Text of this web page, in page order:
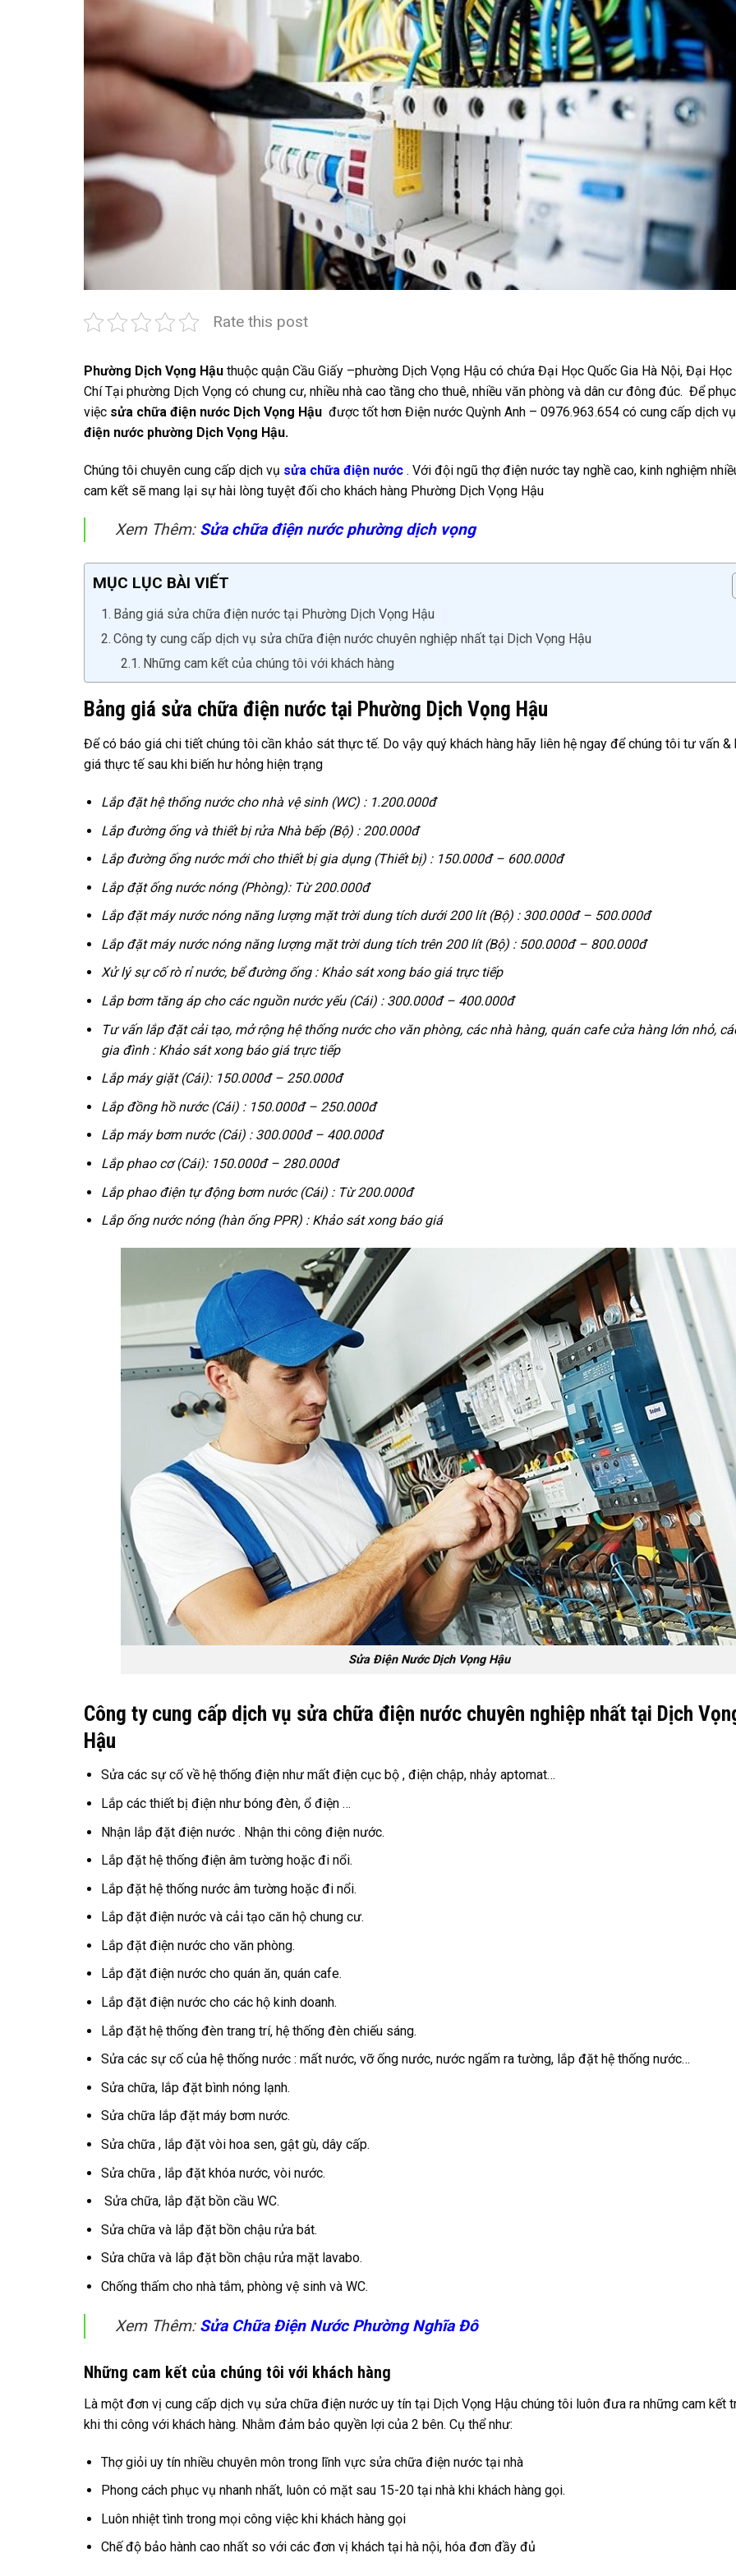
Rate this post
Phường Dịch Vọng Hậu thuộc quận Cầu Giấy –phường Dịch Vọng Hậu có chứa Đại Học Quốc Gia Hà Nội, Đại Học
Chí Tại phường Dịch Vọng có chung cư, nhiều nhà cao tầng cho thuê, nhiều văn phòng và dân cư đông đúc. Để
việc sửa chữa điện nước Dịch Vọng Hậu được tốt hơn Điện nước Quỳnh Anh – 0976.963.654 có cung cấp dịch vụ
điện nước phường Dịch Vọng Hậu.
Chúng tôi chuyên cung cấp dịch vụ sửa chữa điện nước . Với đội ngũ thợ điện nước tay nghề cao, kinh nghiệm
cam kết sẽ mang lại sự hài lòng tuyệt đối cho khách hàng Phường Dịch Vọng Hậu
Xem Thêm: Sửa chữa điện nước phường dịch vọng
MỤC LỤC BÀI VIẾT
Bảng giá sửa chữa điện nước tại Phường Dịch Vọng Hậu
Công ty cung cấp dịch vụ sửa chữa điện nước chuyên nghiệp nhất tại Dịch Vọng Hậu
Những cam kết của chúng tôi với khách hàng
Bảng giá sửa chữa điện nước tại Phường Dịch Vọng Hậu
Để có báo giá chi tiết chúng tôi cần khảo sát thực tế. Do vậy quý khách hàng hãy liên hệ ngay để chúng tôi tư vấn &
giá thực tế sau khi biến hư hỏng hiện trạng
Lắp đặt hệ thống nước cho nhà vệ sinh (WC) : 1.200.000đ
Lắp đường ống và thiết bị rửa Nhà bếp (Bộ) : 200.000đ
Lắp đường ống nước mới cho thiết bị gia dụng (Thiết bị) : 150.000đ – 600.000đ
Lắp đặt ống nước nóng (Phòng): Từ 200.000đ
Lắp đặt máy nước nóng năng lượng mặt trời dung tích dưới 200 lít (Bộ) : 300.000đ – 500.000đ
Lắp đặt máy nước nóng năng lượng mặt trời dung tích trên 200 lít (Bộ) :500.000đ – 800.000đ
Xử lý sự cố rò rỉ nước, bể đường ống : Khảo sát xong báo giá trực tiếp
Lắp bơm tăng áp cho các nguồn nước yếu (Cái) : 300.000đ – 400.000đ
Tư vấn lắp đặt cải tạo, mở rộng hệ thống nước cho văn phòng, các nhà hàng, quán cafe cửa hàng lớn nhỏ,
gia đình : Khảo sát xong báo giá trực tiếp
Lắp máy giặt (Cái): 150.000đ – 250.000đ
Lắp đồng hồ nước (Cái) : 150.000đ – 250.000đ
Lắp máy bơm nước (Cái) : 300.000đ – 400.000đ
Lắp phao cơ (Cái): 150.000đ – 280.000đ
Lắp phao điện tự động bơm nước (Cái) : Từ 200.000đ
Lắp ống nước nóng (hàn ống PPR) :Khảo sát xong báo giá
Sửa Điện Nước Dịch Vọng Hậu
Công ty cung cấp dịch vụ sửa chữa điện nước chuyên nghiệp nhất tại Dịch
Hậu
Sửa các sự cố về hệ thống điện như mất điện cục bộ , điện chập, nhảy aptomat…
Lắp các thiết bị điện như bóng đèn, ổ điện …
Nhận lắp đặt điện nước . Nhận thi công điện nước.
Lắp đặt hệ thống điện âm tường hoặc đi nổi.
Lắp đặt hệ thống nước âm tường hoặc đi nổi.
Lắp đặt điện nước và cải tạo căn hộ chung cư.
Lắp đặt điện nước cho văn phòng.
Lắp đặt điện nước cho quán ăn, quán cafe.
Lắp đặt điện nước cho các hộ kinh doanh.
Lắp đặt hệ thống đèn trang trí, hệ thống đèn chiếu sáng.
Sửa các sự cố của hệ thống nước : mất nước, vỡ ống nước, nước ngấm ra tường, lắp đặt hệ thống nước…
Sửa chữa, lắp đặt bình nóng lạnh.
Sửa chữa lắp đặt máy bơm nước.
Sửa chữa , lắp đặt vòi hoa sen, gật gù, dây cấp.
Sửa chữa , lắp đặt khóa nước, vòi nước.
Sửa chữa, lắp đặt bồn cầu WC.
Sửa chữa và lắp đặt bồn chậu rửa bát.
Sửa chữa và lắp đặt bồn chậu rửa mặt lavabo.
Chống thấm cho nhà tắm, phòng vệ sinh và WC.
Xem Thêm: Sửa Chữa Điện Nước Phường Nghĩa Đô
Những cam kết của chúng tôi với khách hàng
Là một đơn vị cung cấp dịch vụ sửa chữa điện nước uy tín tại Dịch Vọng Hậu chúng tôi luôn đưa ra những cam kết
khi thi công với khách hàng. Nhằm đảm bảo quyền lợi của 2 bên. Cụ thể như:
Thợ giỏi uy tín nhiều chuyên môn trong lĩnh vực sửa chữa điện nước tại nhà
Phong cách phục vụ nhanh nhất, luôn có mặt sau 15-20 tại nhà khi khách hàng gọi.
Luôn nhiệt tình trong mọi công việc khi khách hàng gọi
Chế độ bảo hành cao nhất so với các đơn vị khách tại hà nội, hóa đơn đầy đủ